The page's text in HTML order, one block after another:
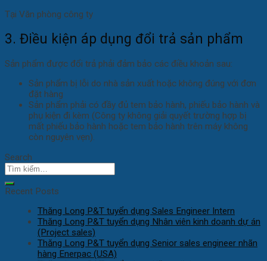
Tại Văn phòng công ty
3. Điều kiện áp dụng đổi trả sản phẩm
Sản phẩm được đổi trả phải đảm bảo các điều khoản sau:
Sản phẩm bị lỗi do nhà sản xuất hoặc không đúng với đơn
đặt hàng
Sản phẩm phải có đầy đủ tem bảo hành, phiếu bảo hành và
phụ kiện đi kèm (Công ty không giải quyết trường hợp bị
mất phiếu bảo hành hoặc tem bảo hành trên máy không
còn nguyên vẹn).
Search
Recent Posts
Thăng Long P&T tuyển dụng Sales Engineer Intern
Thăng Long P&T tuyển dụng Nhân viên kinh doanh dự án
(Project sales)
Thăng Long P&T tuyển dụng Senior sales engineer nhãn
hàng Enerpac (USA)